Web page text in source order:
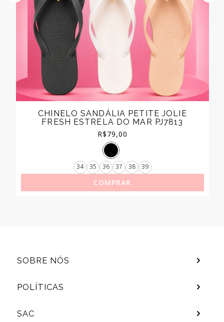
CHINELO SANDÁLIA PETITE JOLIE
FRESH ESTRELA DO MAR PJ7813
R$79,00
34 35 36 37 38 39
COMPRAR
SOBRE NÓS
POLÍTICAS
SAC